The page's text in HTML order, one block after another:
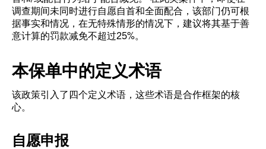
调查期间未同时进行自愿自首和全面配合，该部门仍可根
据事实和情况，在无特殊情形的情况下，建议将其基于善
意计算的罚款减免不超过25%。
本保单中的定义术语
该政策引入了四个定义术语，这些术语是合作框架的核
心。
自愿申报